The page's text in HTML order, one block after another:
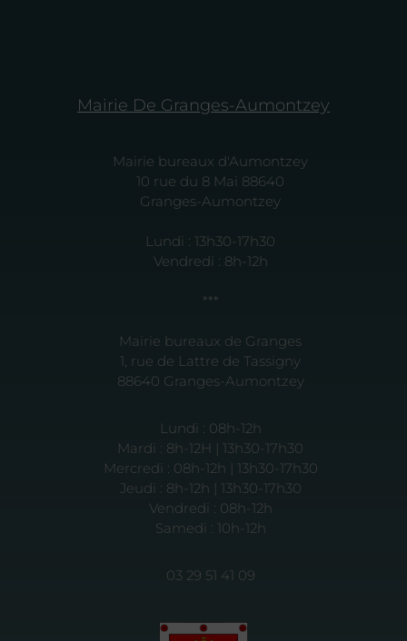
Mairie De Granges-Aumontzey
Mairie bureaux d'Aumontzey
10 rue du 8 Mai 88640
Granges-Aumontzey
Lundi : 13h30-17h30
Vendredi : 8h-12h
***
Mairie bureaux de Granges
1, rue de Lattre de Tassigny
88640 Granges-Aumontzey
Lundi : 08h-12h
Mardi : 8h-12H | 13h30-17h30
Mercredi : 08h-12h | 13h30-17h30
Jeudi : 8h-12h | 13h30-17h30
Vendredi : 08h-12h
Samedi : 10h-12h
03 29 51 41 09